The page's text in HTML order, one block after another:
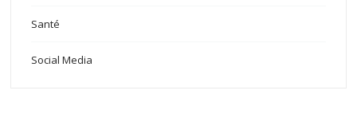
Santé
Social Media